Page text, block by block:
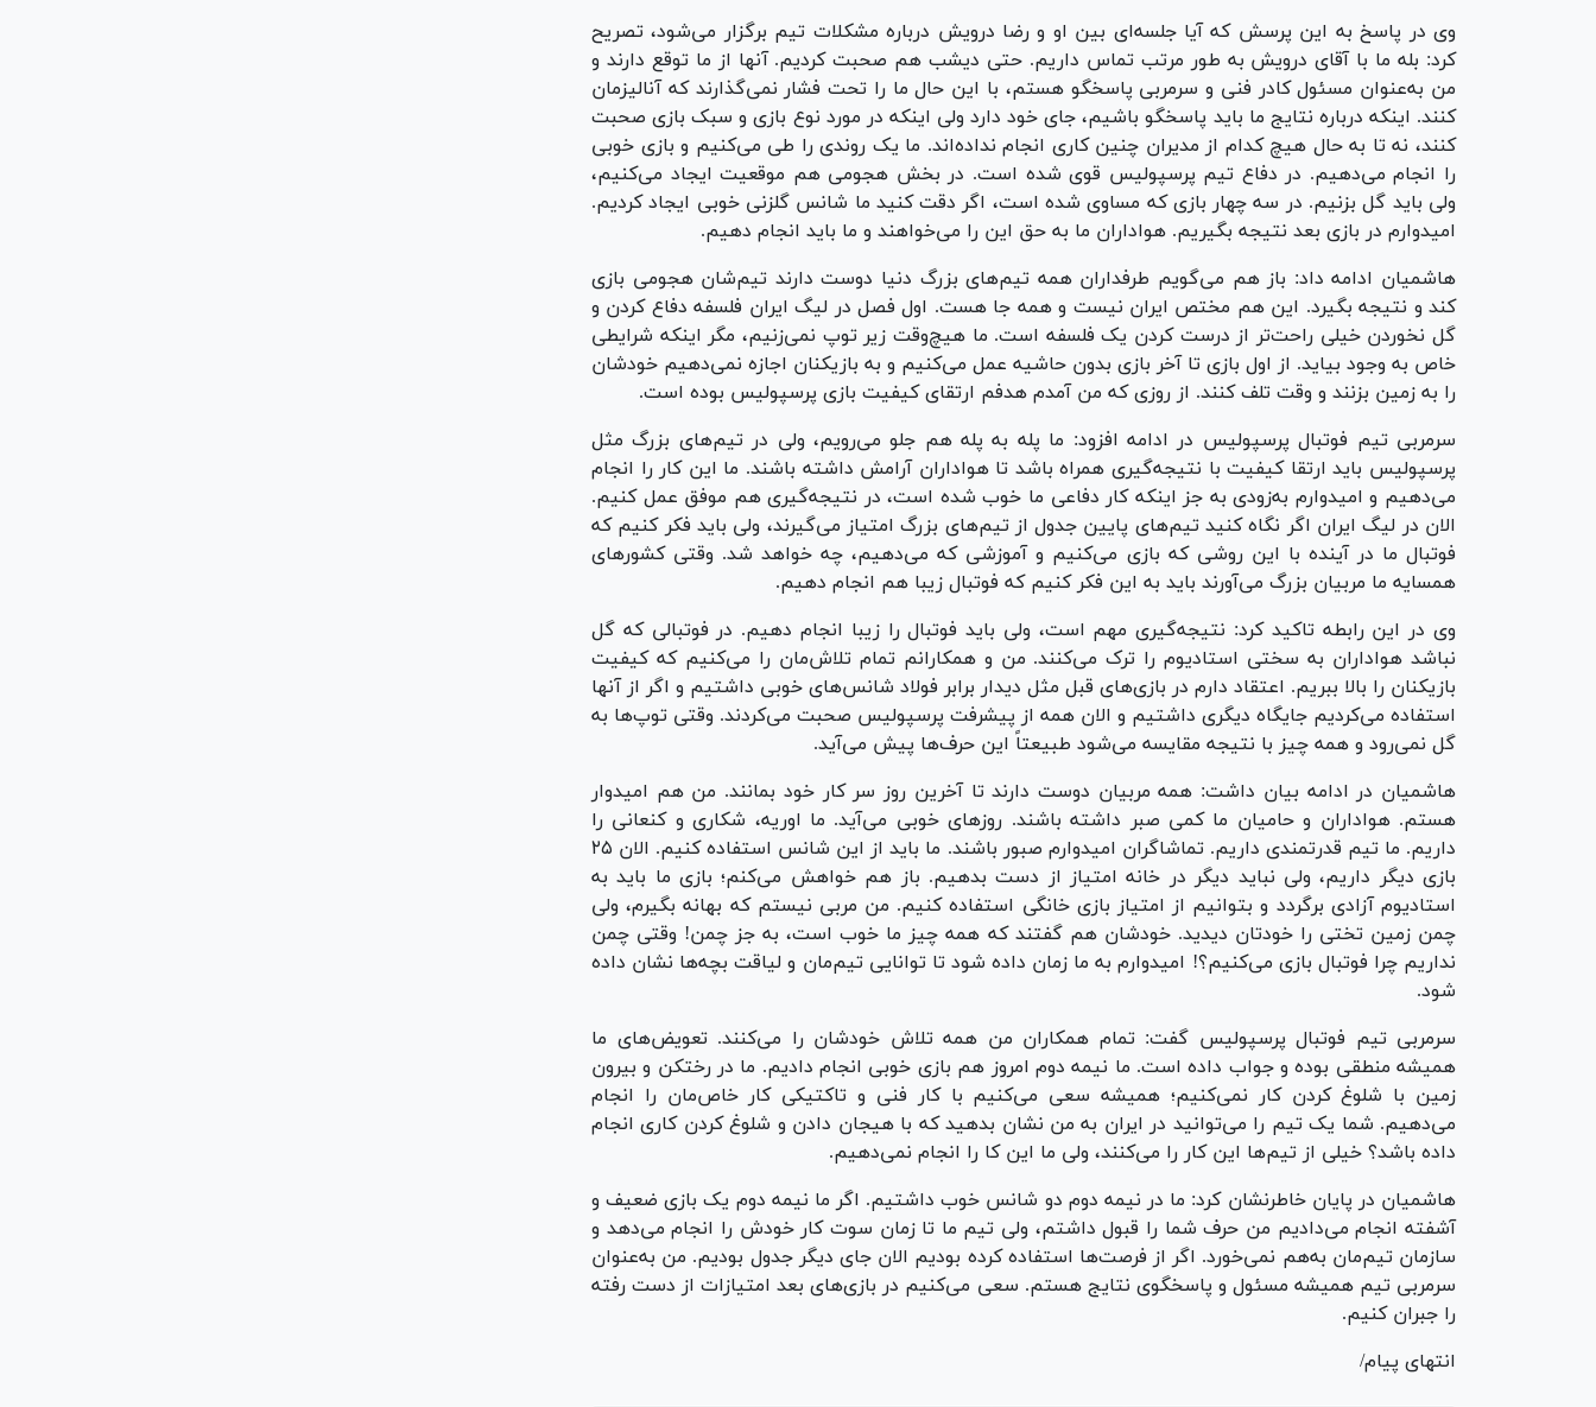
وی در پاسخ به این پرسش که آیا جلسه‌ای بین او و رضا درویش درباره مشکلات تیم برگزار می‌شود، تصریح
کرد: بله ما با آقای درویش به طور مرتب تماس داریم. حتی دیشب هم صحبت کردیم. آنها از ما توقع دارند و
من به‌عنوان مسئول کادر فنی و سرمربی پاسخگو هستم، با این حال ما را تحت فشار نمی‌گذارند که آنالیزمان
کنند. اینکه درباره نتایج ما باید پاسخگو باشیم، جای خود دارد ولی اینکه در مورد نوع بازی و سبک بازی صحبت
کنند، نه تا به حال هیچ کدام از مدیران چنین کاری انجام نداده‌اند. ما یک روندی را طی می‌کنیم و بازی خوبی
را انجام می‌دهیم. در دفاع تیم پرسپولیس قوی شده است. در بخش هجومی هم موقعیت ایجاد می‌کنیم،
ولی باید گل بزنیم. در سه چهار بازی که مساوی شده است، اگر دقت کنید ما شانس گلزنی خوبی ایجاد کردیم.
امیدوارم در بازی بعد نتیجه بگیریم. هواداران ما به حق این را می‌خواهند و ما باید انجام دهیم.
هاشمیان ادامه داد: باز هم می‌گویم طرفداران همه تیم‌های بزرگ دنیا دوست دارند تیم‌شان هجومی بازی
کند و نتیجه بگیرد. این هم مختص ایران نیست و همه جا هست. اول فصل در لیگ ایران فلسفه دفاع کردن و
گل نخوردن خیلی راحت‌تر از درست کردن یک فلسفه است. ما هیچ‌وقت زیر توپ نمی‌زنیم، مگر اینکه شرایطی
خاص به وجود بیاید. از اول بازی تا آخر بازی بدون حاشیه عمل می‌کنیم و به بازیکنان اجازه نمی‌دهیم خودشان
را به زمین بزنند و وقت تلف کنند. از روزی که من آمدم هدفم ارتقای کیفیت بازی پرسپولیس بوده است.
سرمربی تیم فوتبال پرسپولیس در ادامه افزود: ما پله به پله هم جلو می‌رویم، ولی در تیم‌های بزرگ مثل
پرسپولیس باید ارتقا کیفیت با نتیجه‌گیری همراه باشد تا هواداران آرامش داشته باشند. ما این کار را انجام
می‌دهیم و امیدوارم به‌زودی به جز اینکه کار دفاعی ما خوب شده است، در نتیجه‌گیری هم موفق عمل کنیم.
الان در لیگ ایران اگر نگاه کنید تیم‌های پایین جدول از تیم‌های بزرگ امتیاز می‌گیرند، ولی باید فکر کنیم که
فوتبال ما در آینده با این روشی که بازی می‌کنیم و آموزشی که می‌دهیم، چه خواهد شد. وقتی کشور‌های
همسایه ما مربیان بزرگ می‌آورند باید به این فکر کنیم که فوتبال زیبا هم انجام دهیم.
وی در این رابطه تاکید کرد: نتیجه‌گیری مهم است، ولی باید فوتبال را زیبا انجام دهیم. در فوتبالی که گل
نباشد هواداران به سختی استادیوم را ترک می‌کنند. من و همکارانم تمام تلاش‌مان را می‌کنیم که کیفیت
بازیکنان را بالا ببریم. اعتقاد دارم در بازی‌های قبل مثل دیدار برابر فولاد شانس‌های خوبی داشتیم و اگر از آنها
استفاده می‌کردیم جایگاه دیگری داشتیم و الان همه از پیشرفت پرسپولیس صحبت می‌کردند. وقتی توپ‌ها به
گل نمی‌رود و همه چیز با نتیجه مقایسه می‌شود طبیعتاً این حرف‌ها پیش می‌آید.
هاشمیان در ادامه بیان داشت: همه مربیان دوست دارند تا آخرین روز سر کار خود بمانند. من هم امیدوار
هستم. هواداران و حامیان ما کمی صبر داشته باشند. روز‌های خوبی می‌آید. ما اوریه، شکاری و کنعانی را
داریم. ما تیم قدرتمندی داریم. تماشاگران امیدوارم صبور باشند. ما باید از این شانس استفاده کنیم. الان ۲۵
بازی دیگر داریم، ولی نباید دیگر در خانه امتیاز از دست بدهیم. باز هم خواهش می‌کنم؛ بازی ما باید به
استادیوم آزادی برگردد و بتوانیم از امتیاز بازی خانگی استفاده کنیم. من مربی نیستم که بهانه بگیرم، ولی
چمن زمین تختی را خودتان دیدید. خودشان هم گفتند که همه چیز ما خوب است، به جز چمن! وقتی چمن
نداریم چرا فوتبال بازی می‌کنیم؟! امیدوارم به ما زمان داده شود تا توانایی تیم‌مان و لیاقت بچه‌ها نشان داده
شود.
سرمربی تیم فوتبال پرسپولیس گفت: تمام همکاران من همه تلاش خودشان را می‌کنند. تعویض‌های ما
همیشه منطقی بوده و جواب داده است. ما نیمه دوم امروز هم بازی خوبی انجام دادیم. ما در رختکن و بیرون
زمین با شلوغ کردن کار نمی‌کنیم؛ همیشه سعی می‌کنیم با کار فنی و تاکتیکی کار خاص‌مان را انجام
می‌دهیم. شما یک تیم را می‌توانید در ایران به من نشان بدهید که با هیجان دادن و شلوغ کردن کاری انجام
داده باشد؟ خیلی از تیم‌ها این کار را می‌کنند، ولی ما این کا را انجام نمی‌دهیم.
هاشمیان در پایان خاطرنشان کرد: ما در نیمه دوم دو شانس خوب داشتیم. اگر ما نیمه دوم یک بازی ضعیف و
آشفته انجام می‌دادیم من حرف شما را قبول داشتم، ولی تیم ما تا زمان سوت کار خودش را انجام می‌دهد و
سازمان تیم‌مان به‌هم نمی‌خورد. اگر از فرصت‌ها استفاده کرده بودیم الان جای دیگر جدول بودیم. من به‌عنوان
سرمربی تیم همیشه مسئول و پاسخگوی نتایج هستم. سعی می‌کنیم در بازی‌های بعد امتیازات از دست رفته
را جبران کنیم.
انتهای پیام/